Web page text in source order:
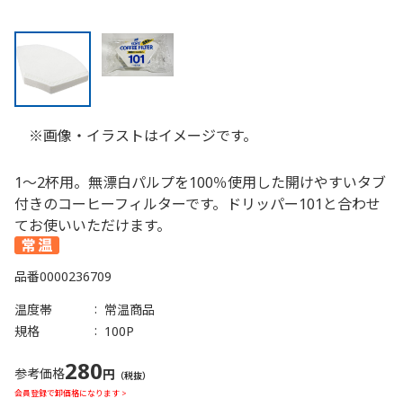
※画像・イラストはイメージです。
1～2杯用。無漂白パルプを100％使用した開けやすいタブ
付きのコーヒーフィルターです。ドリッパー101と合わせ
てお使いいただけます。
品番0000236709
温度帯
常温商品
規格
100P
参考価格280円 （税抜）
会員登録で卸価格になります >